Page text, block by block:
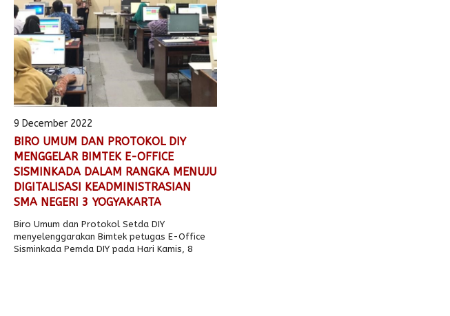
9 December 2022
BIRO UMUM DAN PROTOKOL DIY
MENGGELAR BIMTEK E-OFFICE
SISMINKADA DALAM RANGKA MENUJU
DIGITALISASI KEADMINISTRASIAN
SMA NEGERI 3 YOGYAKARTA
Biro Umum dan Protokol Setda DIY
menyelenggarakan Bimtek petugas E-Office
Sisminkada Pemda DIY pada Hari Kamis, 8